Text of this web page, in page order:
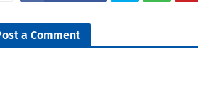
a Comment